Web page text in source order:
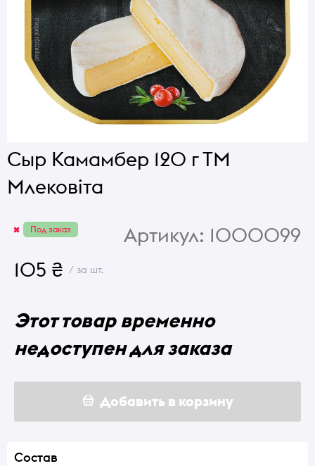
Сыр Камамбер 120 г ТМ
Млековіта
Под заказ Артикул: 1000099
105 ₴ / за шт.
Этот товар временно
недоступен для заказа
Добавить в корзину
Состав